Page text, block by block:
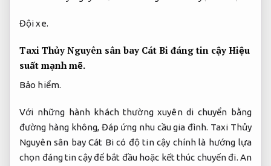
Đội xe.
Taxi Thủy Nguyên sân bay Cát Bi đáng tin cậy Hiệu
suất mạnh mẽ.
Bảo hiểm.
Với những hành khách thường xuyên di chuyển bằng
đường hàng không, Đáp ứng nhu cầu gia đình. Taxi Thủy
Nguyên sân bay Cát Bi có độ tin cậy chính là hướng lựa
chọn đáng tin cậy để bắt đầu hoặc kết thúc chuyến đi. An